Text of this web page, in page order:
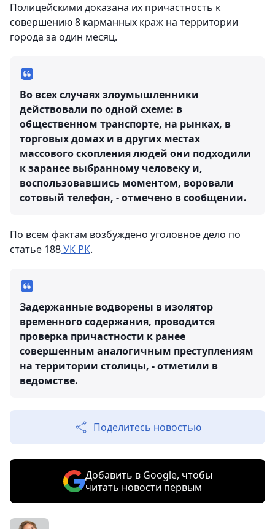
Полицейскими доказана их причастность к
совершению 8 карманных краж на территории
города за один месяц.
Во всех случаях злоумышленники
действовали по одной схеме: в
общественном транспорте, на рынках, в
торговых домах и в других местах
массового скопления людей они подходили
к заранее выбранному человеку и,
воспользовавшись моментом, воровали
сотовый телефон, - отмечено в сообщении.
По всем фактам возбуждено уголовное дело по
статье 188УК РК.
Задержанные водворены в изолятор
временного содержания, проводится
проверка причастности к ранее
совершенным аналогичным преступлениям
на территории столицы, - отметили в
ведомстве.
Поделитесь новостью
Добавить в Google, чтобы
читать новости первым